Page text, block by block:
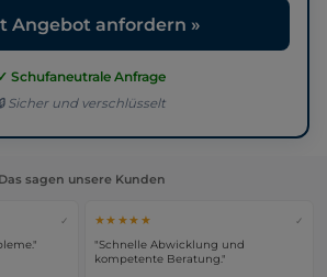
Angebot anfordern »
✓ Schufaneutrale Anfrage
Sicher und verschlüsselt
Das sagen unsere Kunden
✓ ★★★★★ ✓
"Schnelle Abwicklung und
kompetente Beratung."